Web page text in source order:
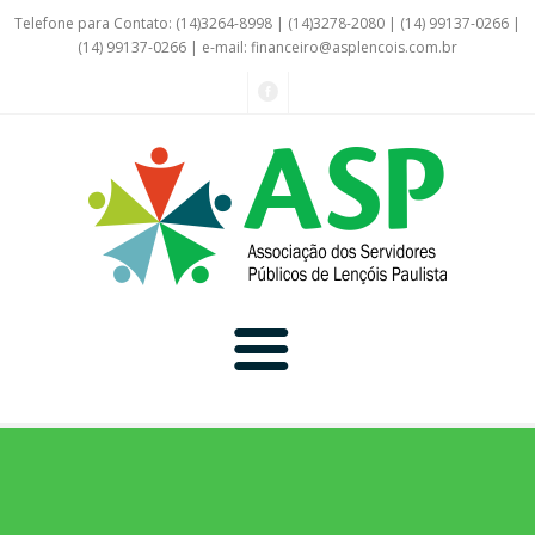
Telefone para Contato: (14)3264-8998 | (14)3278-2080 | (14) 99137-0266 |
(14) 99137-0266 | e-mail: financeiro@asplencois.com.br
Convênio Online